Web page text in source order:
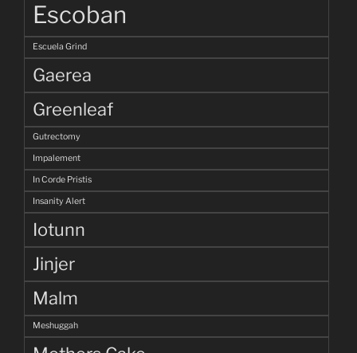
Escoban
Escuela Grind
Gaerea
Greenleaf
Gutrectomy
Impalement
In Corde Pristis
Insanity Alert
Iotunn
Jinjer
Malm
Meshuggah